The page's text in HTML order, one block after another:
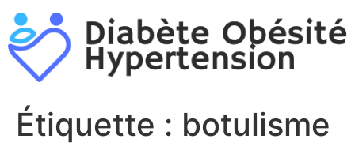
Aller
au
contenu
Étiquette : botulisme